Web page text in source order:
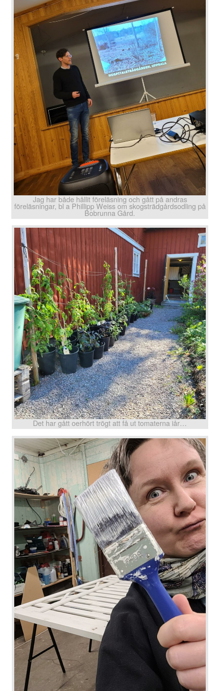
Jag har både hållit föreläsning och gått på andras
föreläsningar, bl a Phillipp Weiss om skogsträdgårdsodling på
Bobrunna Gård.
Det har gått oerhört trögt att få ut tomaterna iår…